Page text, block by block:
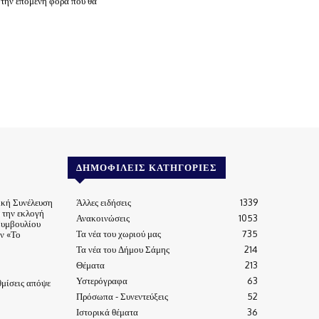
Συνέλευση
την εκλογή
«Το
απόψε
ΔΗΜΟΦΙΛΕΊΣ ΚΑΤΗΓΟΡΊΕΣ
Άλλες ειδήσεις
1339
Ανακοινώσεις
1053
Τα νέα του χωριού μας
735
Τα νέα του Δήμου Σάμης
214
Θέματα
213
Υστερόγραφα
63
Πρόσωπα - Συνεντεύξεις
52
Ιστορικά θέματα
36